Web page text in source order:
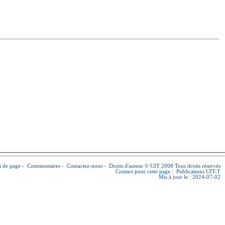
de page - Commentaires - Contactez-nous - Droits d'auteur © UIT 2008 Tous droits réservés
Contact pour cette page : Publications UIT-T
Mis à jour le : 2024-07-02